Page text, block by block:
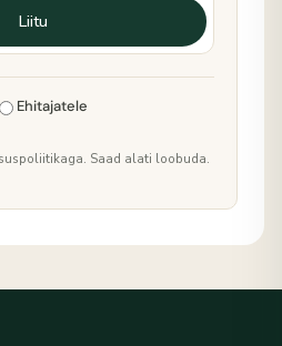
Liitu
Ehitajatele
Saad alati loobuda.